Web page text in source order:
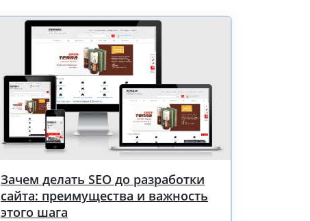
Зачем делать SEO до разработки
сайта: преимущества и важность
этого шага